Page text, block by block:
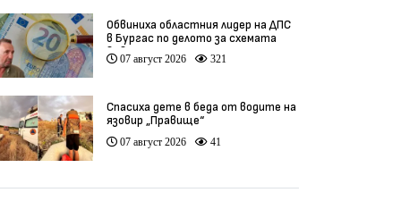
Обвиниха областния лидер на ДПС
в Бургас по делото за схемата
във ВиК
07 август 2026 321
Спасиха дете в беда от водите на
язовир „Правище“
07 август 2026 41